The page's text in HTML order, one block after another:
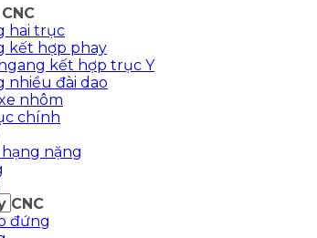
hai trục
kết hợp phay
kết hợp trục Y
nhiều đài dao
nhôm
chính
nặng
CNC
đứng